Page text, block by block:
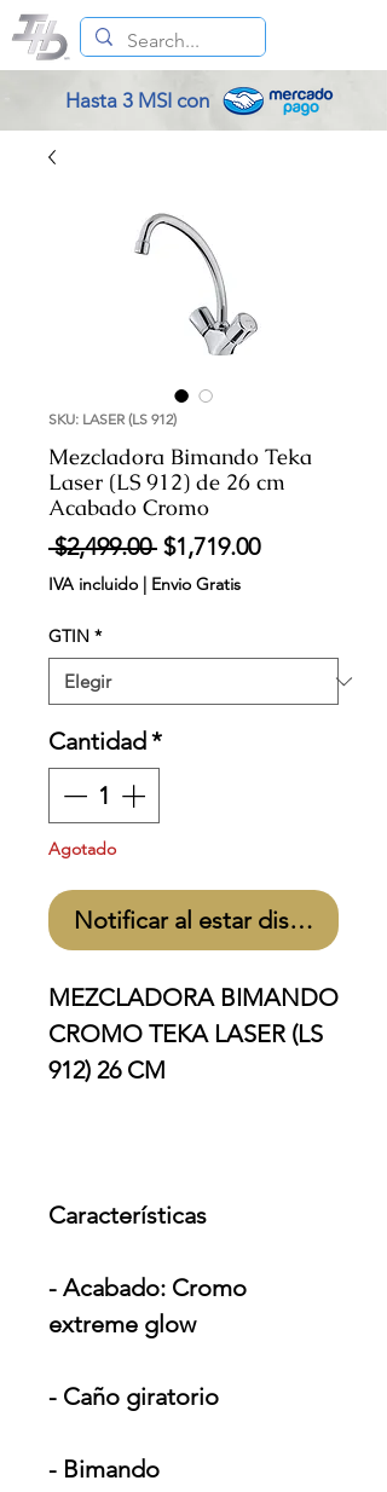
Hasta 3 MSI con
SKU: LASER (LS 912)
Mezcladora Bimando Teka
Laser (LS 912) de 26 cm
Acabado Cromo
$2,499.00 Precio
$1,719.00Precio
IVA incluido Envio Gratis
GTIN *
Cantidad*
Agotado
Notificar al estar disponible
MEZCLADORA BIMANDO
CROMO TEKA LASER (LS
912) 26 CM
Características
- Acabado: Cromo
extreme glow
- Caño giratorio
- Bimando